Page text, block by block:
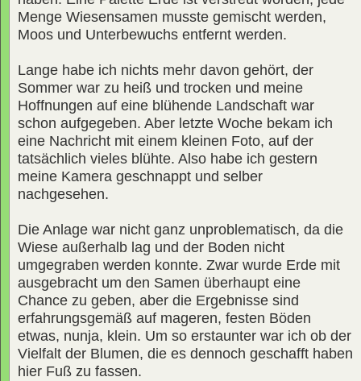
Menge Wiesensamen musste gemischt werden,
Moos und Unterbewuchs entfernt werden.
Lange habe ich nichts mehr davon gehört, der
Sommer war zu heiß und trocken und meine
Hoffnungen auf eine blühende Landschaft war
schon aufgegeben. Aber letzte Woche bekam ich
eine Nachricht mit einem kleinen Foto, auf der
tatsächlich vieles blühte. Also habe ich gestern
meine Kamera geschnappt und selber
nachgesehen.
Die Anlage war nicht ganz unproblematisch, da die
Wiese außerhalb lag und der Boden nicht
umgegraben werden konnte. Zwar wurde Erde mit
ausgebracht um den Samen überhaupt eine
Chance zu geben, aber die Ergebnisse sind
erfahrungsgemäß auf mageren, festen Böden
etwas, nunja, klein. Um so erstaunter war ich ob der
Vielfalt der Blumen, die es dennoch geschafft haben
hier Fuß zu fassen.